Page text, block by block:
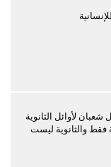
لأوائل الثانوية
فقط والثانوية ليست